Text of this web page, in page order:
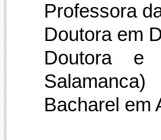
Professora
Doutora em
Doutora e
Salamanca)
Bacharel em